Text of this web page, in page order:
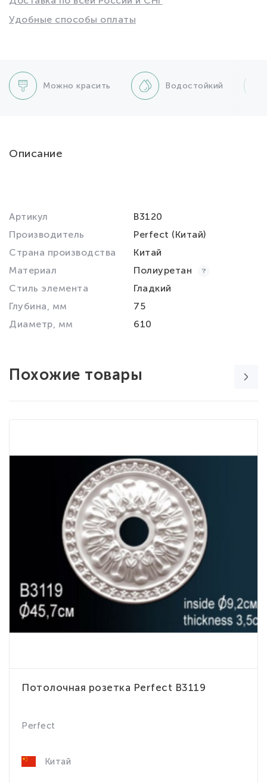
Удобные способы оплаты
Можно красить Водостойкий
Описание
Артикул
B3120
Производитель
Perfect (Китай)
Страна производства
Китай
Материал
Полиуретан
Стиль элемента
Гладкий
Глубина, мм
75
Диаметр, мм
610
Похожие товары
Потолочная розетка Perfect B3119
Perfect
Китай